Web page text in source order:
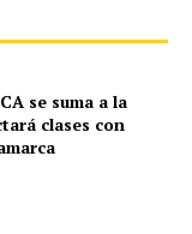
se suma a la
clases con